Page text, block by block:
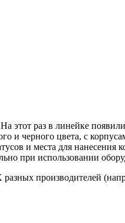
этот раз в линейке
черного цвета, с
и места для нанесения
при использовании
производителей